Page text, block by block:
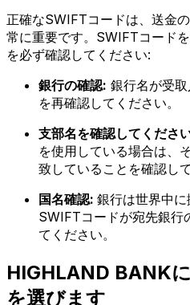
正確なSWIFTコードは、送金
常に重要です。SWIFTコード
を必ず確認してください:
銀行の確認: 銀行名が受
を再確認してください。
支部名を確認してくださ
を使用している場合は、
致していることを確認し
国名確認: 銀行は世界中に
SWIFTコードが宛先銀行
てください。
HIGHLAND BANK
を選びます